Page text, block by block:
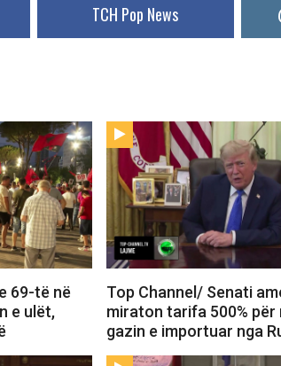
TCH Pop News
69-të në
e ulët,
Top Channel/ Senati
miraton tarifa 500% për
gazin e importuar nga